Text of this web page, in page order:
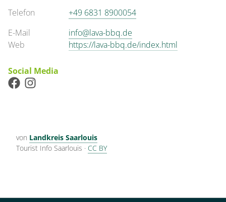
Telefon
+49 6831 8900054
E-Mail
info@lava-bbq.de
Web
https://lava-bbq.de/index.html
Social Media
von Landkreis Saarlouis
Tourist Info Saarlouis · CC BY